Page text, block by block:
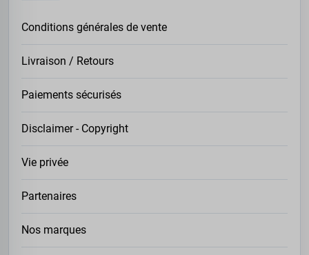
Conditions générales de vente
Livraison / Retours
Paiements sécurisés
Disclaimer - Copyright
Vie privée
Partenaires
Nos marques